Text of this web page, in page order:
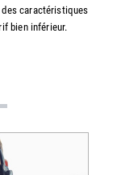
caractéristiques
bien inférieur.